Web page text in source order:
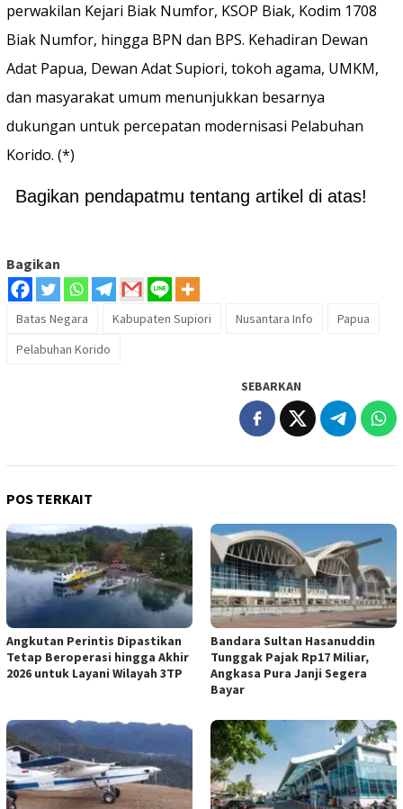
perwakilan Kejari Biak Numfor, KSOP Biak, Kodim 1708
Biak Numfor, hingga BPN dan BPS. Kehadiran Dewan
Adat Papua, Dewan Adat Supiori, tokoh agama, UMKM,
dan masyarakat umum menunjukkan besarnya
dukungan untuk percepatan modernisasi Pelabuhan
Korido. (*)
Bagikan pendapatmu tentang artikel di atas!
Bagikan
Batas Negara Kabupaten Supiori Nusantara Info
Papua
Pelabuhan Korido
SEBARKAN
POS TERKAIT
Angkutan Perintis Dipastikan
Tetap Beroperasi hingga Akhir
2026 untuk Layani Wilayah 3TP
Bandara Sultan Hasanuddin
Tunggak Pajak Rp17 Miliar,
Angkasa Pura Janji Segera
Bayar